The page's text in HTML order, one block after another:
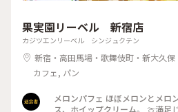
果実園リーベル 新宿店
カジツエンリーベル シンジュクテン
新宿・高田馬場・歌舞伎町・新大久保
カフェ, パン
メロンパフェ ほぼメロンとメロ
ス、ホイップクリーム。 🍈満足じゃ